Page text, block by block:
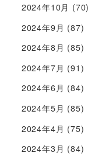
2024年10月 (70)
2024年9月 (87)
2024年8月 (85)
2024年7月 (91)
2024年6月 (84)
2024年5月 (85)
2024年4月 (75)
2024年3月 (84)